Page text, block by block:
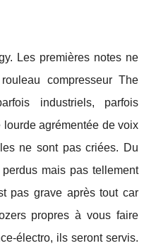
Les premières notes ne
compresseur The
industriels, parfois
agrémentée de voix
ne sont pas criées. Du
mais pas tellement
pas grave après tout car
propres à vous faire
électro, ils seront servis.